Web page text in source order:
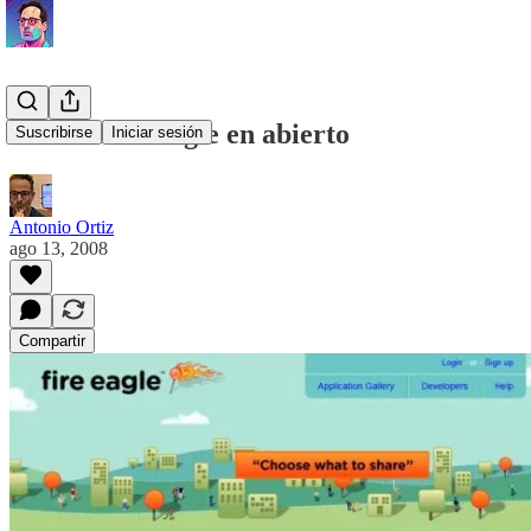
Suscribirse Iniciar sesión
Yahoo Fire Eagle en abierto
Antonio Ortiz
ago 13, 2008
Compartir